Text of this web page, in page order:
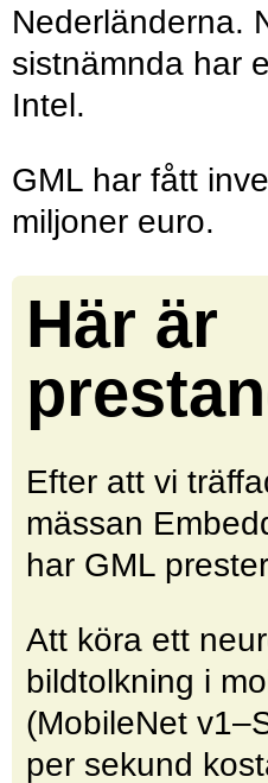
Nederländerna.
sistnämnda har
Intel.
GML har fått
miljoner euro.
Här är
Efter att vi
mässan
har GML
Att köra ett
bildtolkning i
(MobileNet
per sekund